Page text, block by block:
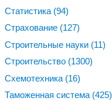
Статистика (94)
Страхование (127)
Строительные науки (11)
Строительство (1300)
Схемотехника (16)
Таможенная система (425)